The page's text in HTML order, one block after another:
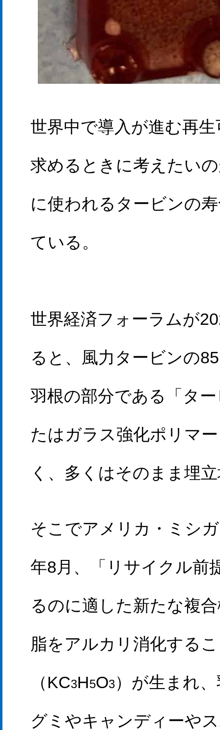
世界中で導入が進む再
求めるときに考えたい
に使われるタービンの
ている。
世界経済フォーラムが
ると、風力タービンの
羽根の部分である「タ
たはガラス強化ポリマ
く、多くはそのまま埋
そこでアメリカ・ミシ
年8月、「リサイクル前
るのに適した新たな複
脂をアルカリ消化する
（KC3H5O3）が生まれ
グミやキャンディーや